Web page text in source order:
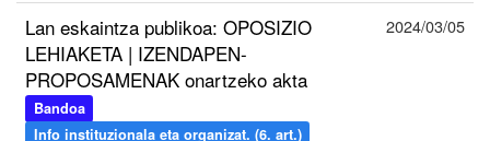
Lan eskaintza publikoa: OPOSIZIO
LEHIAKETA | IZENDAPEN-
PROPOSAMENAK onartzeko akta
Bandoa
Info instituzionala eta organizat. (6. art.)
2024/03/05